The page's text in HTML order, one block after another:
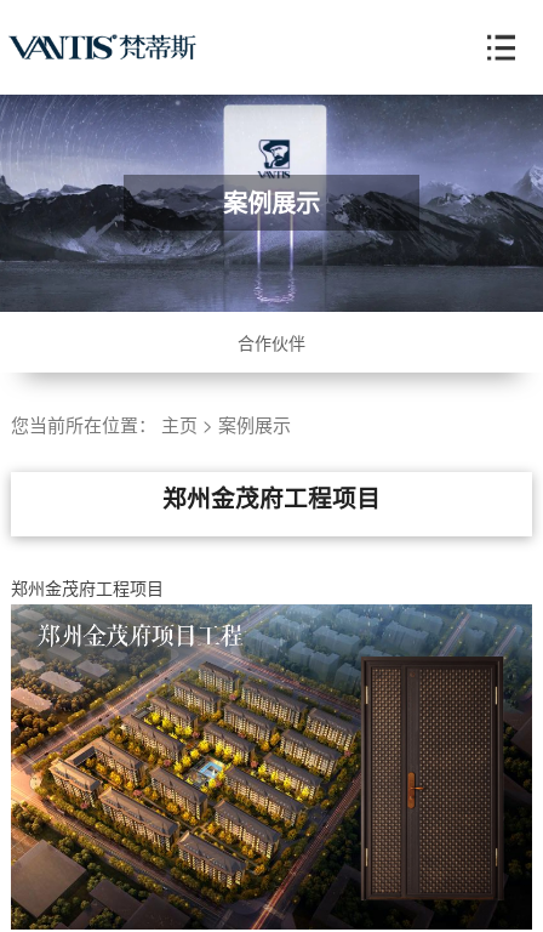
案例展示
合作伙伴
您当前所在位置： 主页 > 案例展示
郑州金茂府工程项目
郑州金茂府工程项目